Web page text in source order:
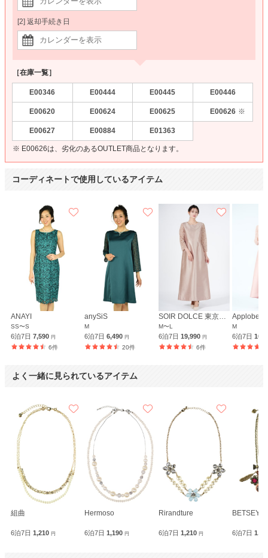
[2] 返却手続き日
［在庫一覧］
E00346 E00444 E00445 E00446
E00620 E00624 E00625 E00626 ※
E00627 E00884 E01363
※ E00626は、劣化のあるOUTLET商品となります。
コーディネートで使用しているアイテム
ANAYI
SS〜S
6泊7日 7,590 円
6件
anySiS
M
6泊7日6,490円
20件
SOIR DOLCE 東京ソワール
M〜L
6泊7日 19,990 円
6件
M
6泊7日
よく一緒に見られているアイテム
組曲
6泊7日 1,210 円
Hermoso
6泊7日1,190円
Rirandture
6泊7日 1,210 円
BETSEY
6泊7日